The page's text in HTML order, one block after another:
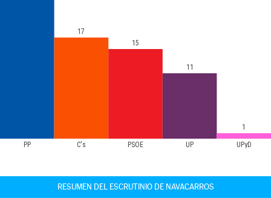
PP C's PSOE UP UPyD
17
15
11
1
RESUMEN DEL ESCRUTINIO DE NAVACARROS